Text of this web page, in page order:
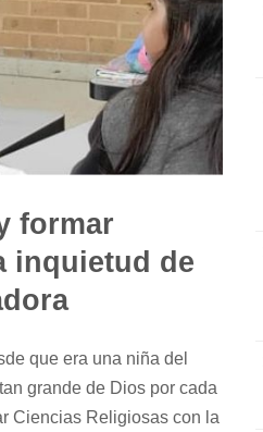
formar
inquietud de
que era una niña del
grande de Dios por cada
Ciencias Religiosas con la